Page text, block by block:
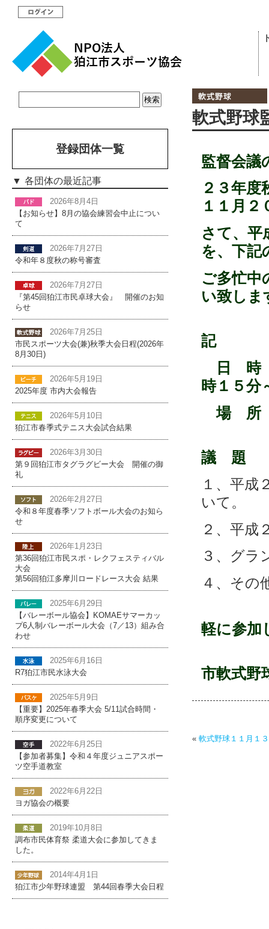
軟式野球
監督会議
２３年
１１月
さて、平
を、下記
ご多忙中
い致しま
記
日
時１５分
場
議 題
１、平成
いて。
２、平成
３、グラ
４、その
軽に参加
市軟
« 軟式野球１１月１
登録団体一覧
各団体の最近記事
2026年8月4日
【お知らせ】8月の協会練習会中止につい
て
2026年7月27日
令和年８度秋の称号審査
2026年7月27日
『第45回狛江市民卓球大会』 開催のお知
らせ
2026年7月25日
市民スポーツ大会(兼)秋季大会日程(2026年
8月30日)
2026年5月19日
2025年度 市内大会報告
2026年5月10日
狛江市春季式テニス大会試合結果
2026年3月30日
第９回狛江市タグラグビー大会 開催の御
礼
2026年2月27日
令和８年度春季ソフトボール大会のお知ら
せ
2026年1月23日
第36回狛江市民スポ・レクフェスティバル
大会
第56回狛江多摩川ロードレース大会 結果
2025年6月29日
【バレーボール協会】KOMAEサマーカッ
プ6人制バレーボール大会（7／13）組み合
わせ
2025年6月16日
R7狛江市民水泳大会
2025年5月9日
【重要】2025年春季大会 5/11試合時間・
順序変更について
2022年6月25日
【参加者募集】令和４年度ジュニアスポー
ツ空手道教室
2022年6月22日
ヨガ協会の概要
2019年10月8日
調布市民体育祭 柔道大会に参加してきま
した。
2014年4月1日
狛江市少年野球連盟 第44回春季大会日程